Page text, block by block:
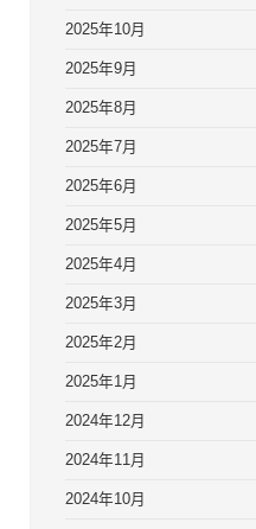
2025年10月
2025年9月
2025年8月
2025年7月
2025年6月
2025年5月
2025年4月
2025年3月
2025年2月
2025年1月
2024年12月
2024年11月
2024年10月